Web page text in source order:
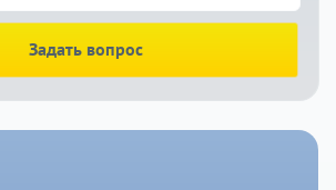
Задать вопрос